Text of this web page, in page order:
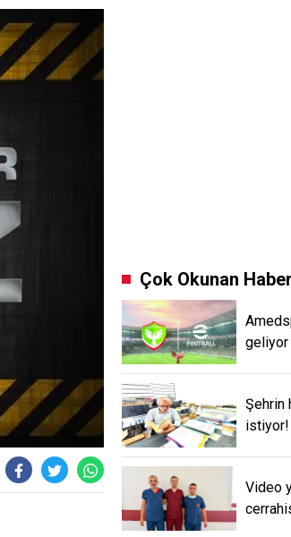
Çok Okunan
geliyor
Şehrin
istiyor!
Video